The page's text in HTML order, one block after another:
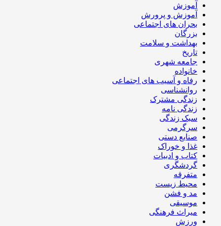
آموزش
آموزش و پرورش
بحران های اجتماعی
بزرگان
بهداشت و سلامت
تاریخ
جامعه شهری
خانواده
رفاه و آسیب های اجتماعی
روانشناسی
زندگی مشترک
زندگی نامه
سبک زندگی
سرگرمی
صنایع دستی
غذا و خوراک
کتاب و ادبیات
گردشگری
متفرقه
محیط زیست
مد و فشن
موسیقی
میراث فرهنگی
ورزش